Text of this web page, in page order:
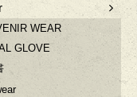
WEAR
GLOVE